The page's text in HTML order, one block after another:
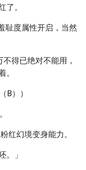
了。
耻度属性开启，当然
得已绝对不能用，
。
B））
红幻境变身能力。
。」